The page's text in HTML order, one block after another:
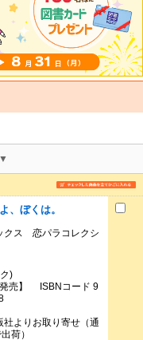
、ぼくは。
クス 恋パラコレクシ
)
発売】 ISBNコード 9
社よりお取り寄せ（通
荷）